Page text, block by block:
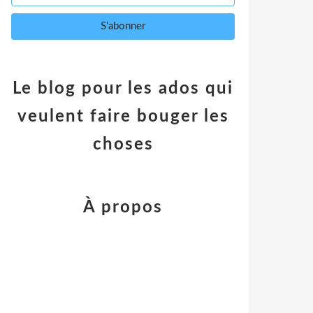
Le blog pour les ados qui
veulent faire bouger les
choses
À propos